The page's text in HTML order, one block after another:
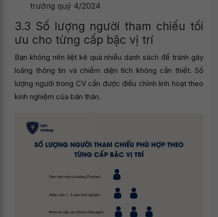
trưởng quý 4/2024
3.3 Số lượng người tham chiếu tối
ưu cho từng cấp bậc vị trí
Bạn không nên liệt kê quá nhiều danh sách để tránh gây
loãng thông tin và chiếm diện tích không cần thiết. Số
lượng người trong CV cần được điều chỉnh linh hoạt theo
kinh nghiệm của bản thân.